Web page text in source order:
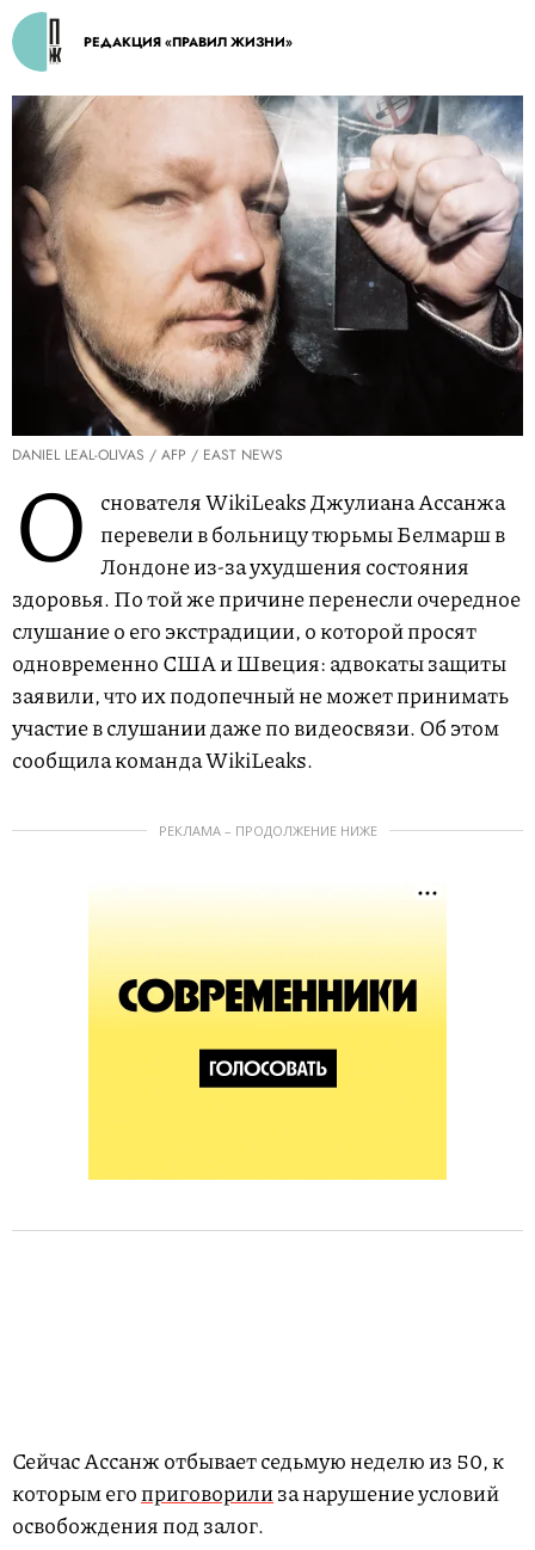
РЕДАКЦИЯ «ПРАВИЛ ЖИЗНИ»
DANIEL LEAL-OLIVAS / AFP / EAST NEWS
О
снователя WikiLeaks Джулиана Ассанжа
перевели в больницу тюрьмы Белмарш в
Лондоне из-за ухудшения состояния
здоровья. По той же причине перенесли очередное
слушание о его экстрадиции, о которой просят
одновременно США и Швеция: адвокаты защиты
заявили, что их подопечный не может принимать
участие в слушании даже по видеосвязи. Об этом
сообщила команда WikiLeaks.
РЕКЛАМА – ПРОДОЛЖЕНИЕ НИЖЕ
Сейчас Ассанж отбывает седьмую неделю из 50, к
которым егоприговорилиза нарушение условий
освобождения под залог.